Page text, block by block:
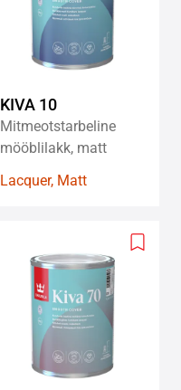
KIVA 10
Mitmeotstarbeline
mööblilakk, matt
Lacquer, Matt
Add